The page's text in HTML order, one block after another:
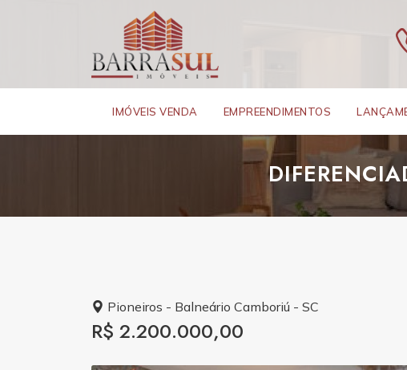
IMÓVEIS VENDA EMPREENDIMENTOS
Pioneiros - Balneário Camboriú - SC
R$ 2.200.000,00